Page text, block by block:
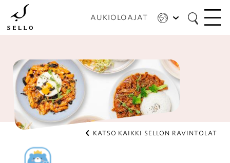
Hyppää
pääsisältöön
AUKIOLOAJAT
KATSO KAIKKI SELLON RAVINTOLAT